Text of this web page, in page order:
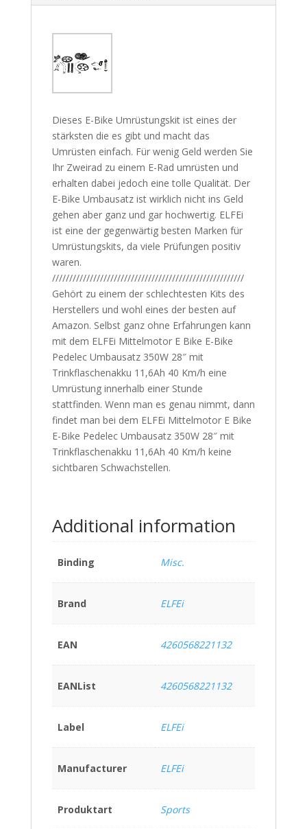
Dieses E-Bike Umrüstungskit ist eines der
stärksten die es gibt und macht das
Umrüsten einfach. Für wenig Geld werden Sie
Ihr Zweirad zu einem E-Rad umrüsten und
erhalten dabei jedoch eine tolle Qualität. Der
E-Bike Umbausatz ist wirklich nicht ins Geld
gehen aber ganz und gar hochwertig. ELFEi
ist eine der gegenwärtig besten Marken für
Umrüstungskits, da viele Prüfungen positiv
waren.
////////////////////////////////////////////////////////
Gehört zu einem der schlechtesten Kits des
Herstellers und wohl eines der besten auf
Amazon. Selbst ganz ohne Erfahrungen kann
mit dem ELFEi Mittelmotor E Bike E-Bike
Pedelec Umbausatz 350W 28″ mit
Trinkflaschenakku 11,6Ah 40 Km/h eine
Umrüstung innerhalb einer Stunde
stattfinden. Wenn man es genau nimmt, dann
findet man bei dem ELFEi Mittelmotor E Bike
E-Bike Pedelec Umbausatz 350W 28″ mit
Trinkflaschenakku 11,6Ah 40 Km/h keine
sichtbaren Schwachstellen.
Additional information
Binding Misc.
Brand ELFEi
EAN 4260568221132
EANList 4260568221132
Label ELFEi
Manufacturer ELFEi
Produktart Sports